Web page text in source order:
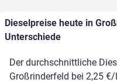
Dieselpreise heute in
Unterschiede
Der durchschnittliche
Großrinderfeld bei 2,25